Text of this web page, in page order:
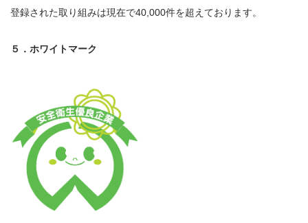
登録された取り組みは現在で40,000件を超えております。
５．ホワイトマーク